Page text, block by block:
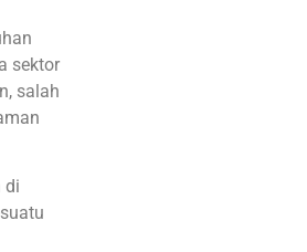
sektor
salah
di